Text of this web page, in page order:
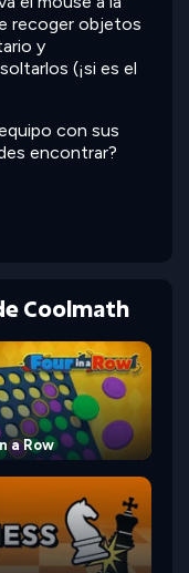
recoger objetos
y
(¡si es el
con sus
encontrar?
Coolmath
a Row